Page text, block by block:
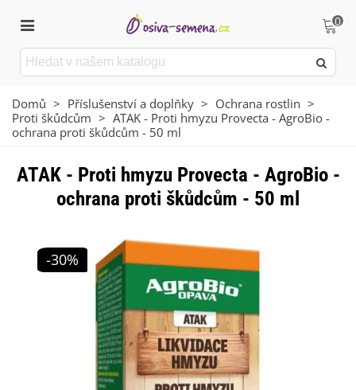
0
Domů > Příslušenství a doplňky > Ochrana rostlin >
Proti škůdcům > ATAK - Proti hmyzu Provecta - AgroBio -
ochrana proti škůdcům - 50 ml
ATAK - Proti hmyzu Provecta - AgroBio -
ochrana proti škůdcům - 50 ml
-30%